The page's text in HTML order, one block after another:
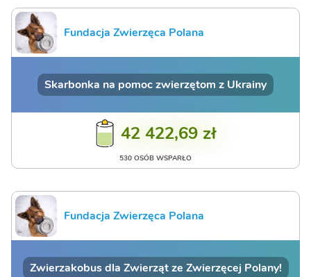
Fundacja Zwierzęca Polana
Skarbonka na pomoc zwierzętom z Ukrainy
42 422,69 zł
530 OSÓB WSPARŁO
Fundacja Zwierzęca Polana
Zwierzakobus dla Zwierząt ze Zwierzęcej Polany!